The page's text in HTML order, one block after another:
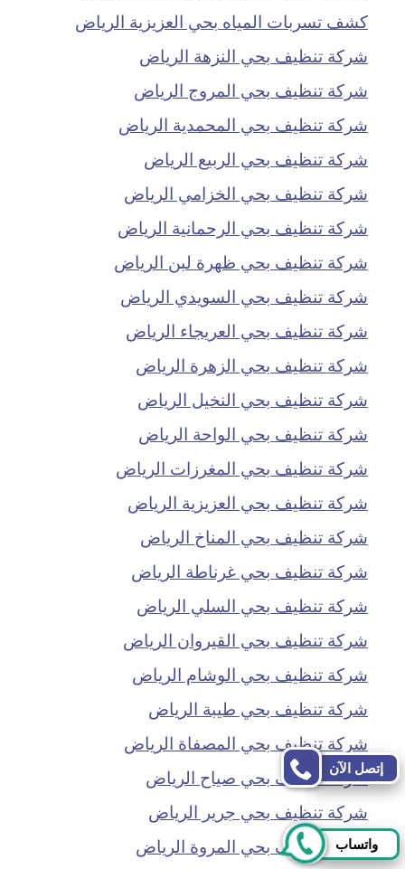
كشف تسربات المياه بحي العزيزية الرياض
شركة تنظيف بحي النزهة الرياض
شركة تنظيف بحي المروج الرياض
شركة تنظيف بحي المحمدية الرياض
شركة تنظيف بحي الربيع الرياض
شركة تنظيف بحي الخزامي الرياض
شركة تنظيف بحي الرحمانية الرياض
شركة تنظيف بحي ظهرة لبن الرياض
شركة تنظيف بحي السويدي الرياض
شركة تنظيف بحي العريجاء الرياض
شركة تنظيف بحي الزهرة الرياض
شركة تنظيف بحي النخيل الرياض
شركة تنظيف بحي الواحة الرياض
شركة تنظيف بحي المغرزات الرياض
شركة تنظيف بحي العزيزية الرياض
شركة تنظيف بحي المناخ الرياض
شركة تنظيف بحي غرناطة الرياض
شركة تنظيف بحي السلي الرياض
شركة تنظيف بحي القيروان الرياض
شركة تنظيف بحي الوشام الرياض
شركة تنظيف بحي طيبة الرياض
شركة تنظيف بحي المصفاة الرياض
شركة تنظيف بحي صياح الرياض
شركة تنظيف بحي جرير الرياض
شركة تنظيف بحي المروة الرياض
إتصل الآن
واتساب